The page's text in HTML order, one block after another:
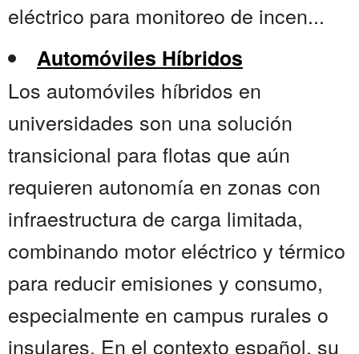
eléctrico para monitoreo de incen...
Automóviles Híbridos
Los automóviles híbridos en
universidades son una solución
transicional para flotas que aún
requieren autonomía en zonas con
infraestructura de carga limitada,
combinando motor eléctrico y térmico
para reducir emisiones y consumo,
especialmente en campus rurales o
insulares. En el contexto español, su